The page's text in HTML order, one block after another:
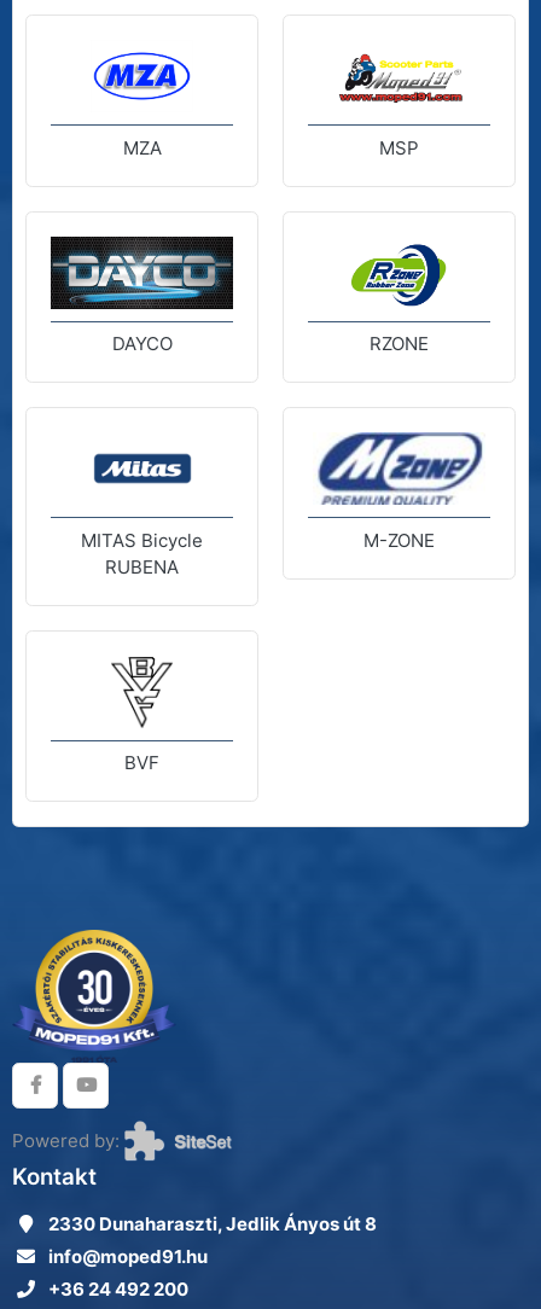
MZA MSP
DAYCO RZONE
MITAS Bicycle
RUBENA
M-ZONE
BVF
Powered by:
Kontakt
2330 Dunaharaszti, Jedlik Ányos út 8
info@moped91.hu
+36 24 492 200